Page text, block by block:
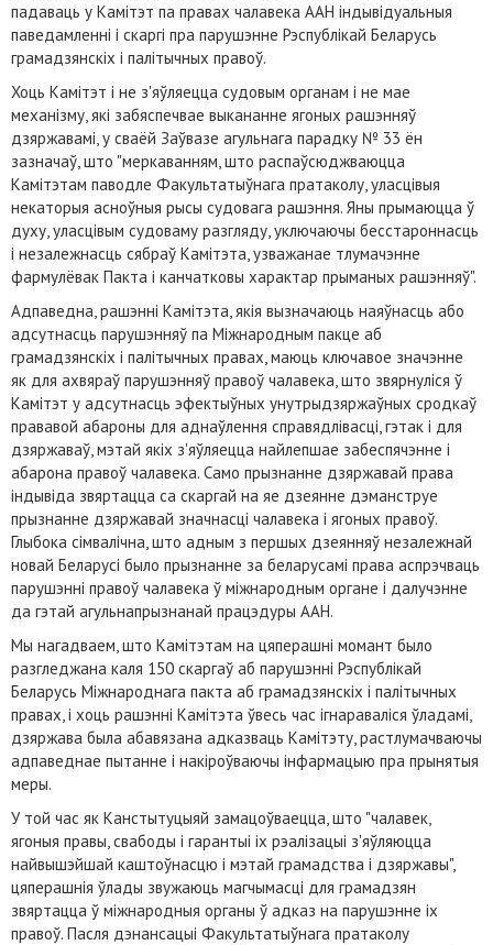
падаваць у Камітэт па правах чалавека ААН індывідуальныя
паведамленні і скаргі пра парушэнне Рэспублікай Беларусь
грамадзянскіх і палітычных правоў.
Хоць Камітэт і не з'яўляецца судовым органам і не мае
механізму, які забяспечвае выкананне ягоных рашэнняў
дзяржавамі, у сваёй Заўвазе агульнага парадку № 33 ён
зазначаў, што "меркаванням, што распаўсюджваюцца
Камітэтам паводле Факультатыўнага пратаколу, уласцівыя
некаторыя асноўныя рысы судовага рашэння. Яны прымаюцца ў
духу, уласцівым судоваму разгляду, уключаючы бесстароннасць
і незалежнасць сябраў Камітэта, узважанае тлумачэнне
фармулёвак Пакта і канчатковы характар прыманых рашэнняў".
Адпаведна, рашэнні Камітэта, якія вызначаюць наяўнасць або
адсутнасць парушэнняў па Міжнародным пакце аб
грамадзянскіх і палітычных правах, маюць ключавое значэнне
як для ахвяраў парушэнняў правоў чалавека, што звярнуліся ў
Камітэт у адсутнасць эфектыўных унутрыдзяржаўных сродкаў
прававой абароны для аднаўлення справядлівасці, гэтак і для
дзяржаваў, мэтай якіх з'яўляецца найлепшае забеспячэнне і
абарона правоў чалавека. Само прызнанне дзяржавай права
індывіда звяртацца са скаргай на яе дзеянне дэманструе
прызнанне дзяржавай значнасці чалавека і ягоных правоў.
Глыбока сімвалічна, што адным з першых дзеянняў незалежнай
новай Беларусі было прызнанне за беларусамі права аспрэчваць
парушэнні правоў чалавека ў міжнародным органе і далучэнне
да гэтай агульнапрызнанай працэдуры ААН.
Мы нагадваем, што Камітэтам на цяперашні момант было
разгледжана каля 150 скаргаў аб парушэнні Рэспублікай
Беларусь Міжнароднага пакта аб грамадзянскіх і палітычных
правах, і хоць рашэнні Камітэта ўвесь час ігнараваліся ўладамі,
дзяржава была абавязана адказваць Камітэту, растлумачваючы
адпаведнае пытанне і накіроўваючы інфармацыю пра прынятыя
меры.
У той час як Канстытуцыяй замацоўваецца, што "чалавек,
ягоныя правы, свабоды і гарантыі іх рэалізацыі з'яўляюцца
найвышэйшай каштоўнасцю і мэтай грамадства і дзяржавы",
цяперашнія ўлады звужаюць магчымасці для грамадзян
звяртацца ў міжнародныя органы ў адказ на парушэнне іх
правоў. Пасля дэнансацыі Факультатыўнага пратаколу